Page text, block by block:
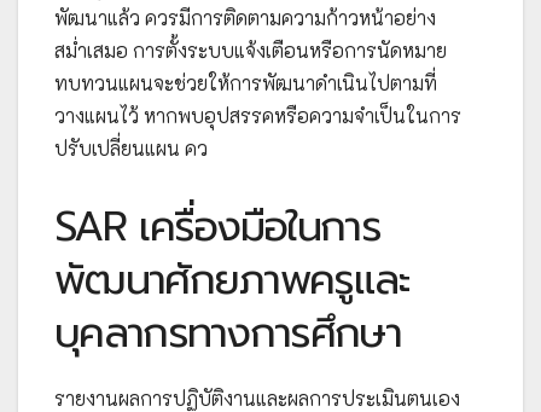
พัฒนาแล้ว ควรมีการติดตามความก้าวหน้าอย่าง
สม่ำเสมอ การตั้งระบบแจ้งเตือนหรือการนัดหมาย
ทบทวนแผนจะช่วยให้การพัฒนาดำเนินไปตามที่
วางแผนไว้ หากพบอุปสรรคหรือความจำเป็นในการ
ปรับเปลี่ยนแผน คว
SAR เครื่องมือในการ
พัฒนาศักยภาพครูและ
บุคลากรทางการศึกษา
รายงานผลการปฏิบัติงานและผลการประเมินตนเอง